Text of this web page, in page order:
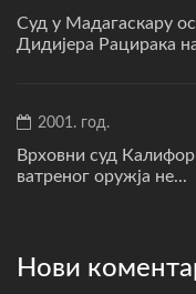
Суд у Мадагаскару
Дидијера Рацирака
2001. год.
Врховни суд
ватреног оружја не...
Нови